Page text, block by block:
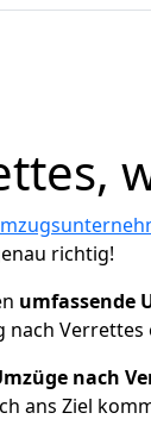
richtig!
umfassende
nach
ans Ziel